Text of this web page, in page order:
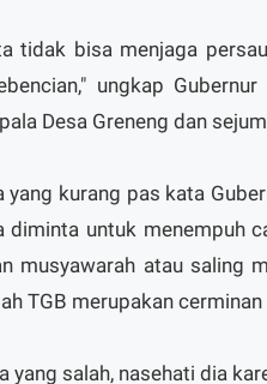
tidak bisa menjaga
ungkap
Desa Greneng dan
yang kurang pas kata
diminta untuk menempuh
musyawarah atau saling
TGB merupakan
yang salah, nasehati dia